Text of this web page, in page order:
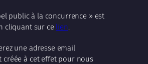
public à la concurrence » est
cliquant sur ce lien.
une adresse email
créée à cet effet pour nous